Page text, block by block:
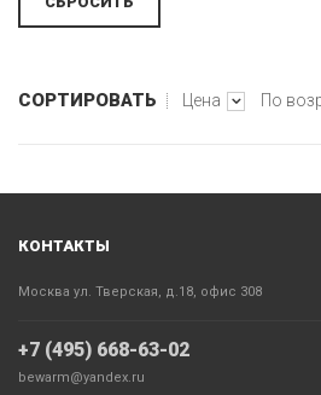
СОРТИРОВАТЬ Цена По
КОНТАКТЫ
Москва ул. Тверская, д.18, офис 308
+7 (495) 668-63-02
bewarm@yandex.ru